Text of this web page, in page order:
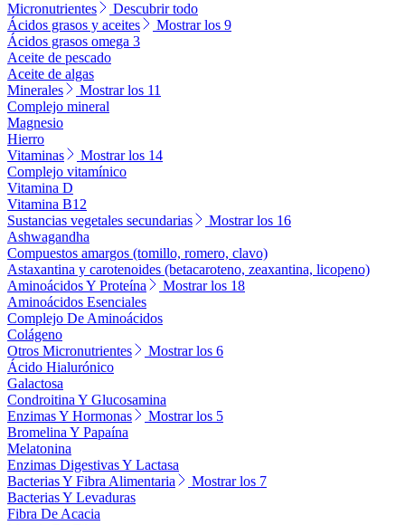
Micronutrientes
Descubrir todo
Ácidos grasos y aceites
Mostrar los 9
Ácidos grasos omega 3
Aceite de pescado
Aceite de algas
Minerales
Mostrar los 11
Complejo mineral
Magnesio
Hierro
Vitaminas
Mostrar los 14
Complejo vitamínico
Vitamina D
Vitamina B12
Sustancias vegetales secundarias
Mostrar los 16
Ashwagandha
Compuestos amargos (tomillo, romero, clavo)
Astaxantina y carotenoides (betacaroteno, zeaxantina, licopeno)
Aminoácidos Y Proteína
Mostrar los 18
Aminoácidos Esenciales
Complejo De Aminoácidos
Colágeno
Otros Micronutrientes
Mostrar los 6
Ácido Hialurónico
Galactosa
Condroitina Y Glucosamina
Enzimas Y Hormonas
Mostrar los 5
Bromelina Y Papaína
Melatonina
Enzimas Digestivas Y Lactasa
Bacterias Y Fibra Alimentaria
Mostrar los 7
Bacterias Y Levaduras
Fibra De Acacia